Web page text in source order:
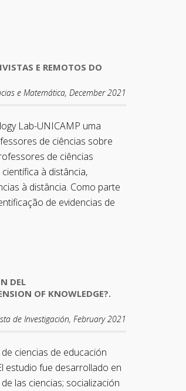
E REMOTOS DO
e Matemática, December 2021
Lab-UNICAMP uma
de ciências sobre
de ciências
à distância,
à distância. Como parte
de evidencias de
DEL
OF KNOWLEDGE?.
de Investigación, February 2021
ciencias de educación
estudio fue desarrollado en
las ciencias; socialización